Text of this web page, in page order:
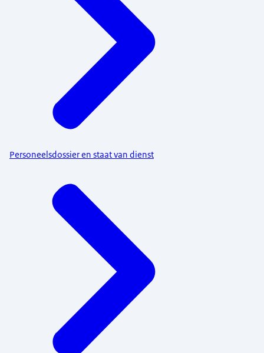
Personeelsdossier en staat van dienst